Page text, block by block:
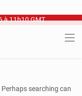
à 11h10 GMT
Perhaps searching can